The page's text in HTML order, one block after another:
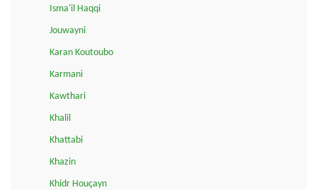
Isma'il Haqqi
Jouwayni
Karan Koutoubo
Karmani
Kawthari
Khalil
Khattabi
Khazin
Khidr Houçayn